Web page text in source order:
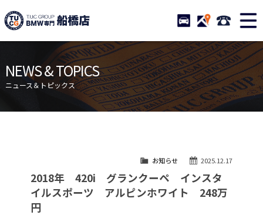
TUCグループ BMW専門 船
STOCK ACCESS 047-
ニュース
在庫リスト
目玉車両一覧
店舗紹介
保証＆サービス
アクセスマップ
自動車保険
TUCとは？
リクルート
NEWS & TOPICS
ニュース＆トピックス
2025.12.17
お知らせ
2018年 420i グランクーペ インスタ
イルスポーツ アルピンホワイト 248万
円